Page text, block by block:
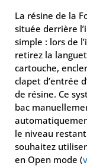
La résine de la
située derrière
simple : lors de
retirez la
cartouche,
clapet d’entrée
de résine. Ce
bac
le niveau
souhaitez
en Open mode (